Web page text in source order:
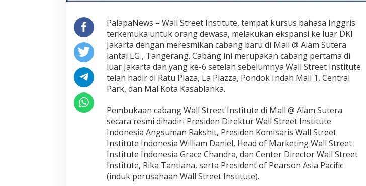
PalapaNews – Wall Street Institute, tempat kursus bahasa Inggris
terkemuka untuk orang dewasa, melakukan ekspansi ke luar DKI
Jakarta dengan meresmikan cabang baru di Mall @ Alam Sutera
lantai LG , Tangerang. Cabang ini merupakan cabang pertama di
luar Jakarta dan yang ke-6 setelah sebelumnya Wall Street Institute
telah hadir di Ratu Plaza, La Piazza, Pondok Indah Mall 1, Central
Park, dan Mal Kota Kasablanka.
Pembukaan cabang Wall Street Institute di Mall @ Alam Sutera
secara resmi dihadiri Presiden Direktur Wall Street Institute
Indonesia Angsuman Rakshit, Presiden Komisaris Wall Street
Institute Indonesia William Daniel, Head of Marketing Wall Street
Institute Indonesia Grace Chandra, dan Center Director Wall Street
Institute, Rika Tantiana, serta President of Pearson Asia Pacific
(induk perusahaan Wall Street Institute).